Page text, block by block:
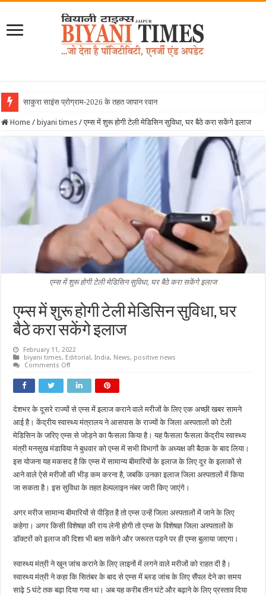
साकुरा साइंस प्रोग्राम-2026 के तहत जापान रवाना हुई बियानी ग
Home / biyani times / एम्स में शुरू होगी टेली मेडिसिन सुविधा, घर बैठे करा सकेंगे इलाज
एम्स में शुरू होगी टेली मेडिसिन सुविधा, घर बैठे करा सकेंगे इलाज
एम्स में शुरू होगी टेली मेडिसिन सुविधा, घर
बैठे करा सकेंगे इलाज
February 11, 2022
biyani times, Editorial,India, News, positive news
Comments Offon
में
शुरू
होगी
टेली
मेडिसिन
सुविधा,
घर
बैठे
सकेंगे
इलाज
देशभर के दूसरे राज्यों से एम्स में इलाज कराने वाले मरीजों के लिए एक अच्छी खबर सामने
आई है। केंद्रीय स्वास्थ्य मंत्रालय ने आसपास के राज्यों के जिला अस्पतालों को टेली
मेडिसिन के जरिए एम्स से जोड़ने का फैसला किया है। यह फैसला फैसला केंद्रीय स्वास्थ्य
मंत्री मनसुख मंडाविया ने बुधवार को एम्स में सभी विभागों के अध्यक्ष की बैठक के बाद लिया।
इस योजना यह मकसद है कि एम्स में सामान्य बीमारियों के इलाज के लिए दूर के इलाकों से
आने वाले ऐसे मरीजों की भीड़ कम करना है, जबकि उनका इलाज जिला अस्पतालों में किया
जा सकता है। इस सुविधा के तहत हेल्पलाइन नंबर जारी किए जाएंगे।
अगर मरीज सामान्य बीमारियों से पीड़ित है तो एम्स उन्हें जिला अस्पतालों में जाने के लिए
कहेगा। अगर किसी विशेषज्ञ की राय लेनी होगी तो एम्स के विशेषज्ञ जिला अस्पतालों के
डॉक्टरों को इलाज की दिशा भी बता सकेंगे और जरूरत पड़ने पर ही एम्स बुलाया जाएगा।
स्वास्थ्य मंत्री ने खून जांच कराने के लिए लाइनों में लगने वाले मरीजों को राहत दी है।
स्वास्थ्य मंत्री ने कहा कि सितंबर के बाद से एम्स में ब्लड जांच के लिए सैंपल देने का समय
साढ़े 5 घंटे तक बढ़ा दिया गया था। अब यह करीब तीन घंटे और बढ़ाने के लिए प्रस्ताव दिया